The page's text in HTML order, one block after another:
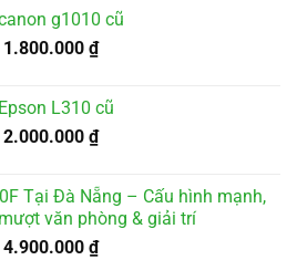
3.500.000 ₫.là:
3.200.000 ₫.
g1010 cũ
Giá
2.000.000 ₫.
1.800.000 ₫Giá
tại
là:
1.800.000 ₫.
L310 cũ
Giá
2.500.000 ₫.
2.000.000 ₫Giá
tại
là:
2.000.000 ₫.
Tại Đà Nẵng – Cấu hình mạnh,
văn phòng & giải trí
Giá
4.900.000 ₫Giá